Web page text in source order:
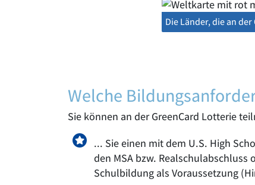
Die Länder, die an
Welche
Sie können an der GreenCard Lotterie
... Sie einen mit dem U.S. High
den MSA bzw.
Schulbildung als Voraussetzung